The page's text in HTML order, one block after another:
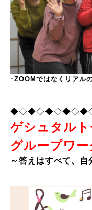
↑ZOOMではなくリアル
ゲシュタル
グループワー
～答えはすべて、 自